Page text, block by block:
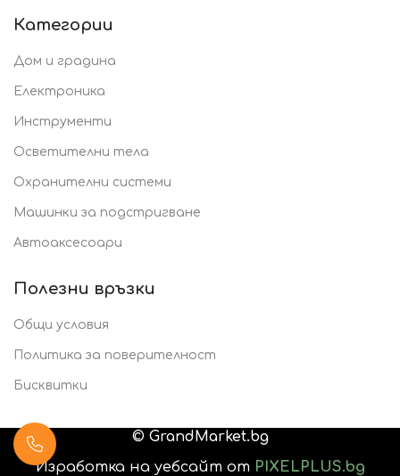
Категории
Дом и градина
Електроника
Инструменти
Осветителни тела
Охранителни системи
Машинки за подстригване
Автоаксесоари
Полезни връзки
Общи условия
Политика за поверителност
Бисквитки
© GrandMarket.bg
Изработка на уебсайт от PIXELPLUS.bg